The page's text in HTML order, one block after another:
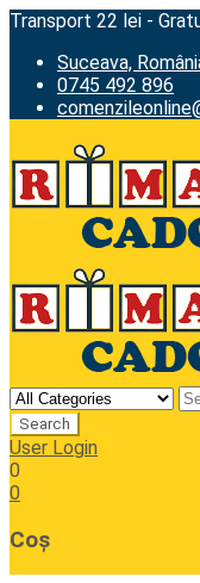
Transport 22 lei -
Suceava,
0745 492 896
User Login
0
0
Coș